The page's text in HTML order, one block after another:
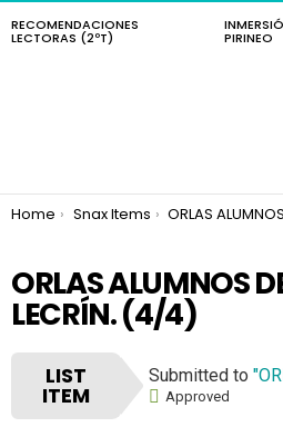
LATEST
STORIES
RECOMENDACIONES
LECTORAS (2ºT) PIRINEO
You are here:
Home Snax Items ORLAS ALUMNOS DEL IES VALLE DE LECRÍN.
ORLAS ALUMNOS
LECRÍN. (4/4)
LIST
ITEM
Submitted to
Approved